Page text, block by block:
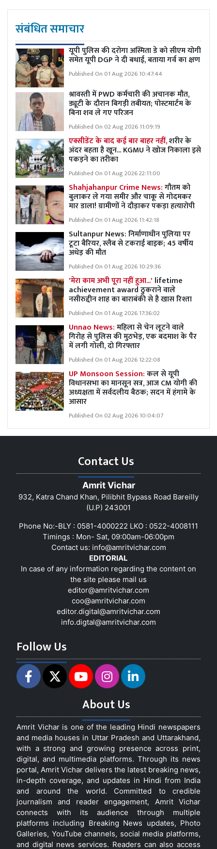
संबंधित समाचार
यूपी पुलिस की दरोगा अस्मिता डे को सीएम योगी
समेत यूपी DGP ने दी बधाई, बताया गर्व का क्षण
Published On 01 Aug 2026 10:47:44
श्रावस्ती में PWD कर्मचारी की अचानक मौत,
ड्यूटी के दौरान बिगड़ी तबीयत; पोस्टमार्टम के
बिना शव ले गए परिजन
Published On 02 Aug 2026 11:09:19
एक्सीडेंट के बाद कई बार बाहर नहीं,शरीर के
अंदर बहता है खून... KGMU ने खोज निकाला इसे
पकड़ने का तरीका
Published On 01 Aug 2026 22:11:00
Shahjahanpur Crime News:गौतम को
बुलाकर ले गया समीर और चाकू से गोदमकर
मार डाला! ग्रामीणों ने दौड़ाकर पकड़ा हत्यारोपी
Published On 01 Aug 2026 11:42:18
Sultanpur News: निर्माणाधीन पुलिया पर
टूटा बैरियर, स्लैब से टकराई बाइक; 45 वर्षीय
अधेड़ की मौत
Published On 01 Aug 2026 10:29:36
'मेरा काम अभी पूरा नहीं हुआ...' lifetime
achievement award ठुकराने वाले
नसीरुद्दीन शाह का बाराबंकी से है खास रिश्ता
Published On 01 Aug 2026 17:36:02
Unnao News:महिला से चेन लूटने वाले
गिरोह से पुलिस की मुठभेड़, एक बदमाश के पैर
में लगी गोली, दो गिरफ्तार
Published On 01 Aug 2026 12:22:08
UP Monsoon Session:कल से यूपी
विधानसभा का मानसून सत्र, आज CM योगी की
अध्यक्षता में सर्वदलीय बैठक; सदन में हंगामे के
आसार
Published On 02 Aug 2026 10:04:07
Contact Us
Amrit Vichar
932, Katra Chand Khan, Pilibhit Bypass Road Bareilly
(U.P) 243001
Phone No:-BLY : 0581-4000222 LKO : 0522-4008111
Timings : Mon- Sat, 09:00am-06:00pm
Contact us: info@amritvichar.com
EDITORIAL
In case of any information regarding the content on
the site please mail us
editor@amritvichar.com
coo@amritvichar.com
editor.digital@amritvichar.com
info.digtal@amritvichar.com
Follow Us
About Us
Amrit Vichar is one of the leading Hindi newspapers
and media houses in Uttar Pradesh and Uttarakhand,
with a strong and growing presence across print,
digital, and multimedia platforms. Through its news
portal, Amrit Vichar delivers the latest breaking news,
in-depth coverage, and updates in Hindi from India
and around the world. Committed to credible
journalism and reader engagement, Amrit Vichar
connects with its audience through multiple
platforms including Breaking News updates, Photo
Galleries, YouTube channels, social media platforms,
and digital news services. Readers can also access